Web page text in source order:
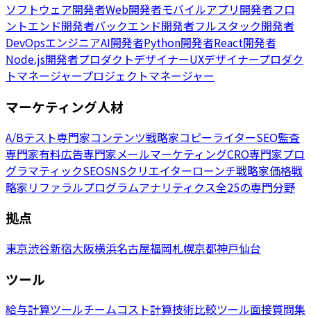
ソフトウェア開発者Web開発者モバイルアプリ開発者フロ
ントエンド開発者バックエンド開発者フルスタック開発者
DevOpsエンジニアAI開発者Python開発者React開発者
Node.js開発者プロダクトデザイナーUXデザイナープロダク
トマネージャープロジェクトマネージャー
マーケティング人材
A/Bテスト専門家コンテンツ戦略家コピーライターSEO監査
専門家有料広告専門家メールマーケティングCRO専門家プロ
グラマティックSEOSNSクリエイターローンチ戦略家価格戦
略家リファラルプログラムアナリティクス全25の専門分野
拠点
東京渋谷新宿大阪横浜名古屋福岡札幌京都神戸仙台
ツール
給与計算ツールチームコスト計算技術比較ツール面接質問集